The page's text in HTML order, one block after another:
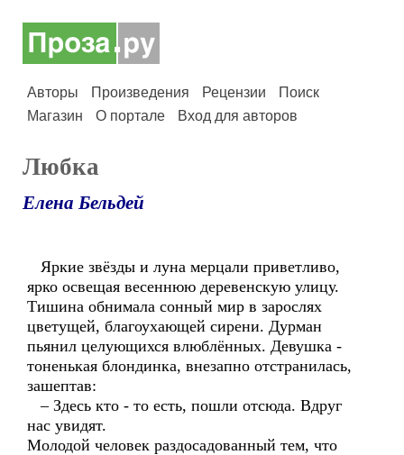
Авторы Произведения Рецензии
Поиск
Магазин
О портале Вход для авторов
Любка
Елена Бельдей
Яркие звёзды и луна мерцали приветливо,
ярко освещая весеннюю деревенскую улицу.
Тишина обнимала сонный мир в зарослях
цветущей, благоухающей сирени. Дурман
пьянил целующихся влюблённых. Девушка -
тоненькая блондинка, внезапно отстранилась,
зашептав:
– Здесь кто - то есть, пошли отсюда. Вдруг
нас увидят.
Молодой человек раздосадованный тем, что